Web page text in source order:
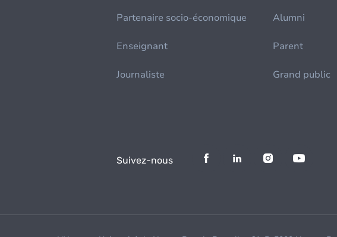
Partenaire socio-économique Alumni
Enseignant Parent
Journaliste Grand public
Suivez-nous